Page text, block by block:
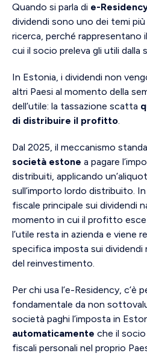
Quando si parla di e-
dividendi sono uno dei temi
ricerca, perché rappresentano
cui il socio preleva gli utili dalla
In Estonia, i dividendi non
altri Paesi al momento della
dell’utile: la tassazione scatta
di distribuire il profitto
Dal 2025, il meccanismo
società estone a pagare
distribuiti, applicando
sull’importo lordo distribuito.
fiscale principale sui dividendi
momento in cui il profitto esce
l’utile resta in azienda e viene
specifica imposta sui dividendi
del reinvestimento.
Per chi usa l’e-Residency, c’è
fondamentale da non
società paghi l’imposta in
automaticamente che il
fiscali personali nel proprio